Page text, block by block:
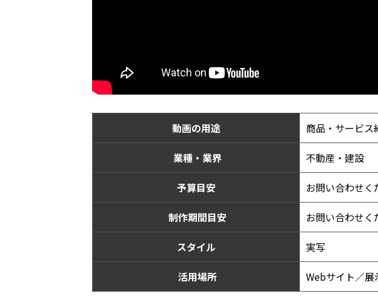
動画の用途 商品・サービス
業種・業界 不動産・建設
予算目安 お問い合わせく
制作期間目安 お問い合わせく
スタイル 実写
活用場所 Webサイト／展